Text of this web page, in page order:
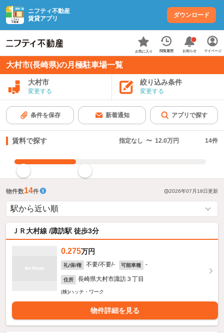
ニフティ不動産
賃貸アプリ
ダウンロード
お気に入り 閲覧履歴 お知らせ マイページ
大村市(長崎県)の月極駐車場一覧
大村市
変更する
絞り込み条件
変更する
条件を保存 新着通知 アプリで探す
賃料で探す 指定なし 〜 12.0万円 14件
物件数14件 2026年07月18日更新
ＪＲ大村線 /諏訪駅 徒歩3分
0.275万円
礼/保/権 不要/不要/- 可能車種 -
住所 長崎県大村市諏訪３丁目
(株)ハッチ・ワーク
物件詳細を見る